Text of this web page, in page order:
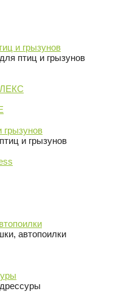
и грызунов
птиц и грызунов
грызунов
и грызунов
автопоилки